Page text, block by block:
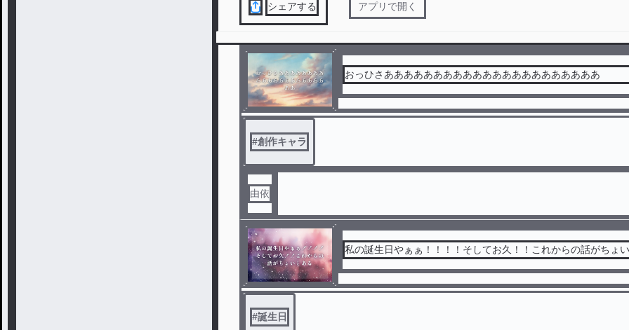
シェアする アプリで開く
おっひさああああああああああああああああああああああ
#創作キャラ
由依
私の誕生日やぁぁ！！！！そしてお久！！これからの話がちょ
#誕生日